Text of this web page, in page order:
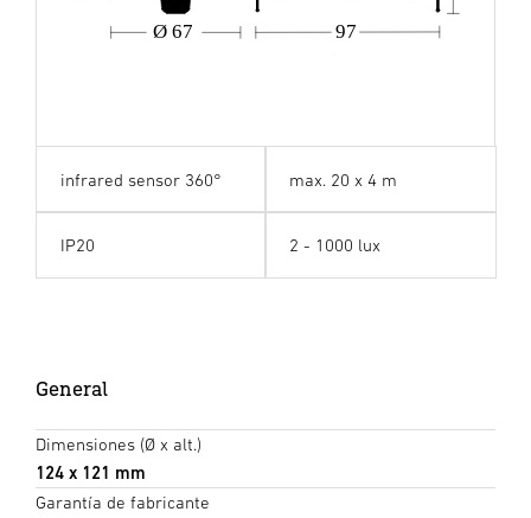
Ø 67 97
infrared sensor 360° max. 20 x 4 m
IP20 2 - 1000 lux
General
Dimensiones (Ø x alt.)
124 x 121 mm
Garantía de fabricante